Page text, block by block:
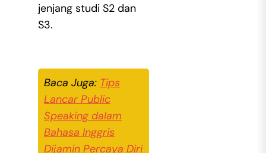
jenjang studi S2 dan
S3.
Baca Juga: Tips
Lancar Public
Speaking dalam
Bahasa Inggris
Dijamin Percaya Diri